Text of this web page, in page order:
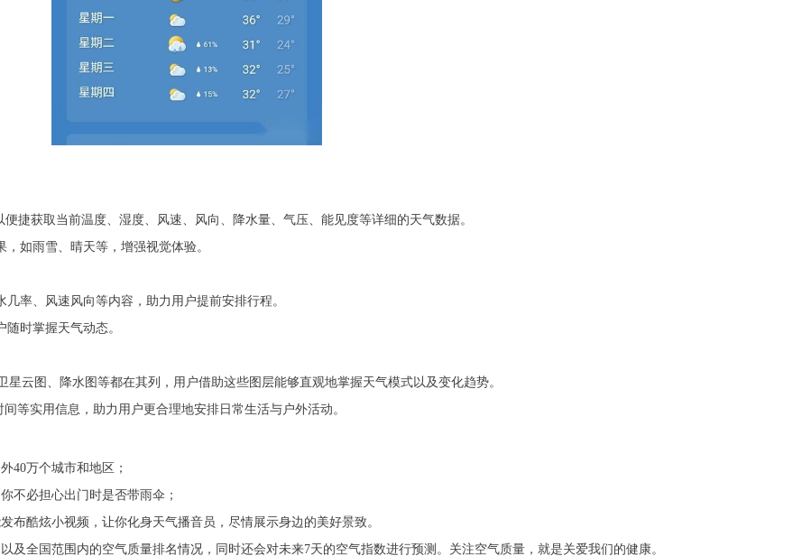
捷获取当前温度、湿度、风速、风向、降水量、气压、能见度等详细的天气数据。
如雨雪、晴天等，增强视觉体验。
率、风速风向等内容，助力用户提前安排行程。
时掌握天气动态。
云图、降水图等都在其列，用户借助这些图层能够直观地掌握天气模式以及变化趋势。
等实用信息，助力用户更合理地安排日常生活与户外活动。
40万个城市和地区；
不必担心出门时是否带雨伞；
酷炫小视频，让你化身天气播音员，尽情展示身边的美好景致。
及全国范围内的空气质量排名情况，同时还会对未来7天的空气指数进行预测。关注空气质量，就是关爱我们的健康。